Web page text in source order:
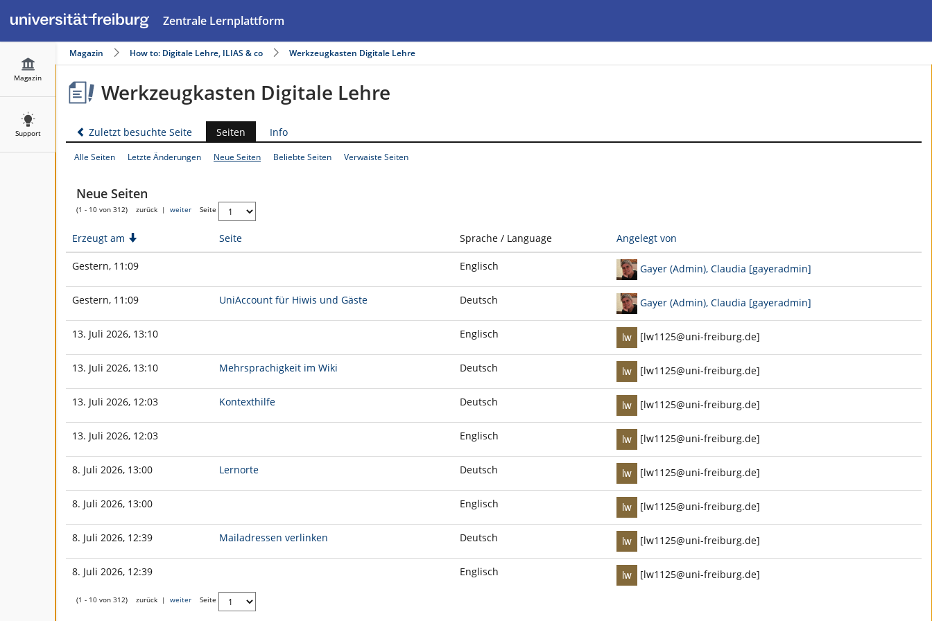
Zentrale Lernplattform
Magazin
Support
Magazin How to: Digitale Lehre, ILIAS & co Werkzeugkasten Digitale Lehre
Werkzeugkasten Digitale Lehre
Zuletzt besuchte Seite Seiten Info
Alle Seiten Letzte Änderungen Neue Seiten Beliebte Seiten Verwaiste Seiten
Neue Seiten
(1 - 10 von 312) zurück | weiter Seite
Erzeugt am
s
t
i
g
e
d
Seite Sprache / Language Angelegt von
Gestern, 11:09 Englisch Gayer (Admin), Claudia [gayeradmin]
Gestern, 11:09 UniAccount für Hiwis und Gäste Deutsch Gayer (Admin), Claudia [gayeradmin]
13. Juli 2026, 13:10 Englisch [lw1125@uni-freiburg.de]
13. Juli 2026, 13:10 Mehrsprachigkeit im Wiki Deutsch [lw1125@uni-freiburg.de]
13. Juli 2026, 12:03 Kontexthilfe Deutsch [lw1125@uni-freiburg.de]
13. Juli 2026, 12:03 Englisch [lw1125@uni-freiburg.de]
8. Juli 2026, 13:00 Lernorte Deutsch [lw1125@uni-freiburg.de]
8. Juli 2026, 13:00 Englisch [lw1125@uni-freiburg.de]
8. Juli 2026, 12:39 Mailadressen verlinken Deutsch [lw1125@uni-freiburg.de]
8. Juli 2026, 12:39 Englisch [lw1125@uni-freiburg.de]
(1 - 10 von 312) zurück | weiter Seite